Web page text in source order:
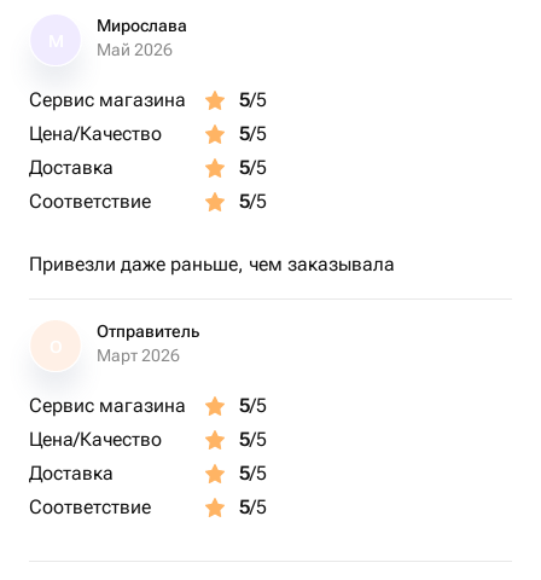
Мирослава
Май 2026
Сервис магазина 5/5
Цена/Качество
5/5
Доставка
5/5
Соответствие
5/5
Привезли даже раньше, чем заказывала
О
Отправитель
Март 2026
Сервис магазина 5/5
Цена/Качество
5/5
Доставка
5/5
Соответствие
5/5